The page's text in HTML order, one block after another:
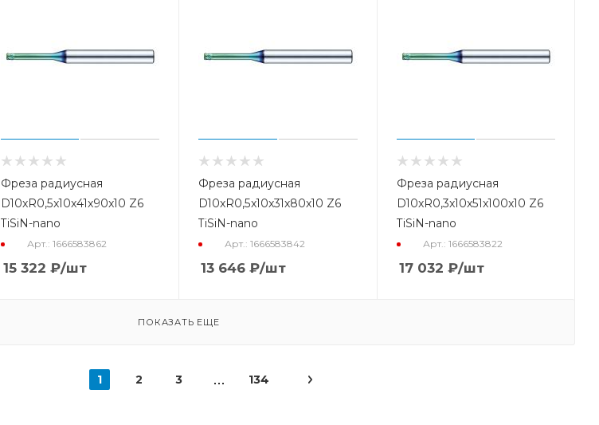
Фреза радиусная
D10xR0,5x10x41x90x10 Z6
TiSiN-nano
Арт.: 1666583862
15 322 ₽/шт
Фреза радиусная
D10xR0,5x10x31x80x10 Z6
TiSiN-nano
Арт.: 1666583842
13 646 ₽/шт
Фреза радиусная
D10xR0,3x10x51x100x10 Z6
TiSiN-nano
Арт.: 1666583822
17 032 ₽/шт
ПОКАЗАТЬ ЕЩЕ
1 2 3 134